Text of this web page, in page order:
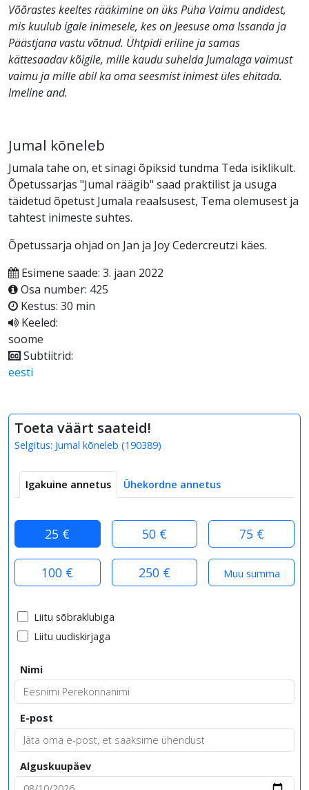
Võõrastes keeltes rääkimine on üks Püha Vaimu andidest,
mis kuulub igale inimesele, kes on Jeesuse oma Issanda ja
Päästjana vastu võtnud. Ühtpidi eriline ja samas
kättesaadav kõigile, mille kaudu suhelda Jumalaga vaimust
vaimu ja mille abil ka oma seesmist inimest üles ehitada.
Imeline and.
Jumal kõneleb
Jumala tahe on, et sinagi õpiksid tundma Teda isiklikult.
Õpetussarjas "Jumal räägib" saad praktilist ja usuga
täidetud õpetust Jumala reaalsusest, Tema olemusest ja
tahtest inimeste suhtes.
Õpetussarja ohjad on Jan ja Joy Cedercreutzi käes.
Esimene saade: 3. jaan 2022
Osa number: 425
Kestus: 30 min
Keeled:
soome
Subtiitrid:
eesti
Toeta väärt saateid!
Selgitus: Jumal kõneleb (190389)
Igakuine annetus Ühekordne annetus
25 € 50 € 75 €
100 € 250 €
Liitu sõbraklubiga
Liitu uudiskirjaga
Nimi
E-post
Alguskuupäev